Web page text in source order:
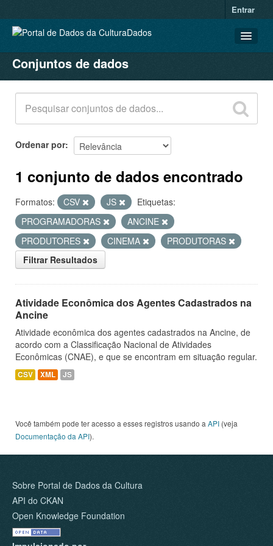
Entrar
CONJUNTOS DE DADOS
ORGANIZAÇÕES
GRUPOS
SOBRE
Conjuntos de dados
Ordenar por
1 conjunto de dados encontrado
Formatos: CSV JS
Etiquetas:
PROGRAMADORAS
ANCINE
PRODUTORES
CINEMA
PRODUTORAS
Filtrar Resultados
Atividade Econômica dos Agentes Cadastrados na
Ancine
Atividade econômica dos agentes cadastrados na Ancine, de
acordo com a Classificação Nacional de Atividades
Econômicas (CNAE), e que se encontram em situação regular.
CSV XML JS
Você também pode ter acesso a esses registros usando a API (veja
Documentação da API).
Sobre Portal de Dados da Cultura
API do CKAN
Open Knowledge Foundation